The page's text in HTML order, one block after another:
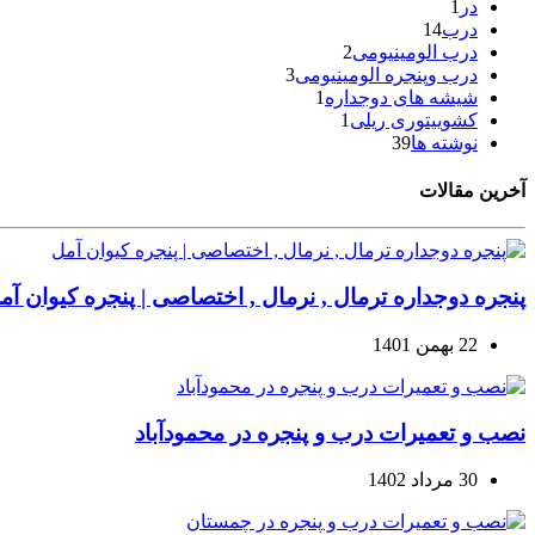
در 1
درب14
درب الومینیومی2
درب وپنجره الومینیومی3
شیشه های دوجداره 1
کشوییتوری ریلی 1
نوشته ها39
آخرین مقالات
پنجره دوجداره ترمال , نرمال , اختصاصی | پنجره کیوان
22 بهمن 1401
نصب و تعمیرات درب و پنجره در محمودآباد
30 مرداد 1402